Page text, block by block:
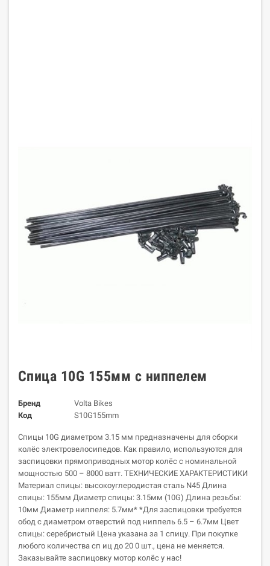
Спица 10G 155мм с ниппелем
Бренд
Volta Bikes
Код
S10G155mm
Спицы 10G диаметром 3.15 мм предназначены для сборки
колёс электровелосипедов. Как правило, используются для
заспицовки прямоприводных мотор колёс с номинальной
мощностью 500 – 8000 ватт. ТЕХНИЧЕСКИЕ ХАРАКТЕРИСТИКИ
Материал спицы: высокоуглеродистая сталь N45 Длина
спицы: 155мм Диаметр спицы: 3.15мм (10G) Длина резьбы:
10мм Диаметр ниппеля: 5.7мм* *Для заспицовки требуется
обод с диаметром отверстий под ниппель 6.5 – 6.7мм Цвет
спицы: серебристый Цена указана за 1 спицу. При покупке
любого количества сп иц до 20 0 шт., цена не меняется.
Заказывайте заспицовку мотор колёс у нас!